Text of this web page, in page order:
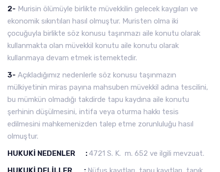
2- Murisin ölümüyle birlikte müvekkilin gelecek kaygıları ve
ekonomik sıkıntıları hasıl olmuştur. Muristen olma iki
çocuğuyla birlikte söz konusu taşınmazı aile konutu olarak
kullanmakta olan müvekkil konutu aile konutu olarak
kullanmaya devam etmek istemektedir.
3- Açıkladığımız nedenlerle söz konusu taşınmazın
mülkiyetinin miras payına mahsuben müvekkil adına tescilini,
bu mümkün olmadığı takdirde tapu kaydına aile konutu
şerhinin düşülmesini, intifa veya oturma hakkı tesis
edilmesini mahkemenizden talep etme zorunluluğu hasıl
olmuştur.
HUKUKİ NEDENLER :4721 S. K. m. 652 ve ilgili mevzuat.